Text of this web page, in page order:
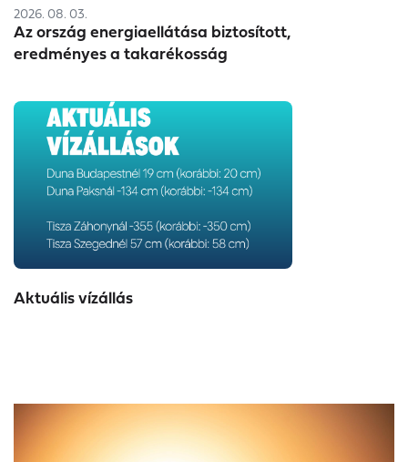
2026. 08. 03.
Az ország energiaellátása biztosított,
eredményes a takarékosság
Aktuális vízállás